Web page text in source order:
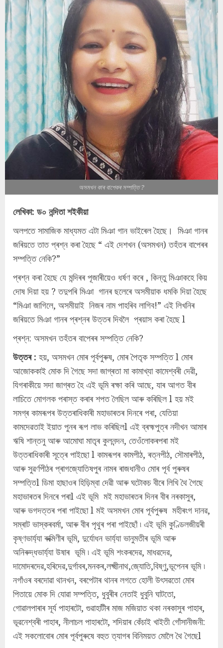
অসমখন কাৰ বাপেকৰ সম্পত্তি ?
লেখিকা: ড০ নন্দিতা শইকীয়া
অলপতে সামাজিক মাধ্যমত এটা মিঞা গান ভাইৰেল হৈছে। মিঞা গানৰ
জৰিয়তে তাত প্ৰশ্ন কৰা হৈছে “ এই দেশখন (অসমখন) তহঁতৰ বাপেৰৰ
সম্পত্তি নেকি?”
প্ৰশ্ন কৰা হৈছে যে মন্দিৰৰ পূজাৰীয়েও ধৰ্ষণ কৰে , কিন্তু মিঞাকহে কিয়
দোষ দিয়া হয় ? তদুপৰি মিঞা গানৰ ছলেৰে অসমীয়াক ধমকি দিয়া হৈছে
“মিঞা জাগিলে, অসমীয়াই নিজৰ নাম পাহৰিব লাগিব!” এই লিখনিৰ
জৰিয়তে মিঞা গানৰ প্ৰশ্নৰ উত্তৰ দিবলৈ প্ৰয়াস কৰা হৈছে l
প্ৰশ্ন: অসমখন তহঁতৰ বাপেৰৰ সম্পত্তি নেকি?
উত্তৰ : হয়, অসমখন মোৰ পূৰ্বপুৰুষ, মোৰ পৈতৃক সম্পত্তি l মোৰ
আজোককাই মোক দি গৈছে সদা জাগ্ৰতা মা কামাখ্যা কামেশ্বৰী দেৱী,
যিগৰাকীয়ে সদা জাগ্ৰত হৈ এই ভূমি ৰক্ষা কৰি আছে, যাৰ আগত বীৰ
লাচিতে মোগলক পৰাস্ত কৰাৰ শপত লৈছিল আৰু কৰিছিল l হয় মই
সমগ্ৰ কামৰূপৰ উত্তৰাধিকাৰী মহাভাৰতৰ দিনৰে পৰা, যেতিয়া
কামদেৱতাই ইয়াত পুনৰ ৰূপ লাভ কৰিছিলl এই ব্ৰহ্মপুত্ৰ নদীখন আমাৰ
ঋষি শান্তনু আৰু আমোঘা মাতৃৰ কুলনন্দন, তেওঁলোকৰপৰা মই
উত্তৰাধিকাৰী সূত্ৰে পাইছো l কামৰূপৰ কামপীঠ, ৰত্নপীঠ, সৌমাৰপীঠ,
আৰু সুৱৰ্ণপীঠৰ প্ৰাগজ্যোতিষপুৰ নামৰ ৰাজধানীও মোৰ পূৰ্ব পুৰুষৰ
সম্পত্তিl ডিমা হাছাওৰ হিড়িম্বা দেৱী আৰু ঘটোকচ বীৰে লিখি থৈ গৈছে
মহাভাৰতৰ দিনৰে পৰাl এই ভূমি মই মহাভাৰতৰ দিনৰ বীৰ নৰকাসুৰ,
আৰু ভগদত্তৰ পৰা পাইছো l মই অসমখন মোৰ পূৰ্বপুৰুষ মহীৰংগ দানৱ,
সম্ৰাট ভাস্কৰবৰ্মা, আৰু বীৰ পৃথুৰ পৰা পাইছোঁ ৷ এই ভূমি কুণ্ডিলজীয়ৰী
কৃষ্ণভাৰ্য্যা ৰুক্মিণীৰ ভূমি, দুৰ্যোধন ভাৰ্য্যা ভানুমতীৰ ভূমি আৰু
অনিৰুদ্ধভাৰ্য্যা উষাৰ ভূমি ৷ এই ভূমি শংকৰদেৱ, মাধৱদেৱ,
দামোদৰদেৱ,হৰিদেৱ,দুৰ্গাবৰ,মনকৰ,লক্ষ্মীনাথ,জ্যোতি,বিষ্ণু,ভূপেনৰ ভূমি ৷
নগাঁওৰ বৰদোৱা থানখন, বৰপেটাৰ থানৰ লগতে হোলী উৎসৱতো মোৰ
পিতায়ে মোক দি যোৱা সম্পত্তি, ধুবুৰীৰ নেতাই ধুবুনি ঘাটতো,
গোৱালপাৰাৰ সূৰ্য পাহাৰটো, গুৱাহাটীৰ মাজ মজিয়াত থকা নৰকাসুৰ পাহাৰ,
ভূৱনেশ্বৰী পাহাৰ, নীলাচল পাহাৰটো, শদিয়াৰ কেঁচাই খাইতী গোঁসানীজনী:
এই সকলোবোৰ মোৰ পূৰ্বপুৰুষে বহুত ত্যাগৰ বিনিময়ত মোলৈ থৈ গৈছেl